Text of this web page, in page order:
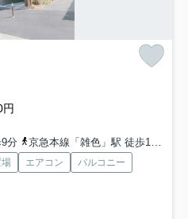
分
京急本線「雑色」駅 徒歩10分
エアコン
バルコニー